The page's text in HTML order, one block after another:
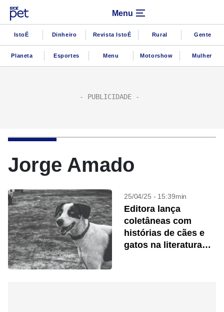
Menu
IstoÉ Dinheiro Revista IstoÉ Rural Gente
Planeta Esportes Menu Motorshow Mulher
Jorge Amado
25/04/25 - 15:39min
Editora lança
coletâneas com
histórias de cães e
gatos na literatura